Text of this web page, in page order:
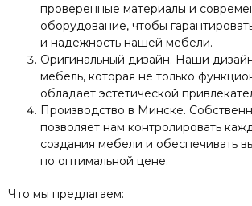
проверенные материалы и
оборудование, чтобы
и надежность нашей мебели.
Оригинальный дизайн. Наши
мебель, которая не только
обладает эстетической
Производство в Минске.
позволяет нам контролировать
создания мебели и обеспечивать
по оптимальной цене.
Что мы предлагаем: